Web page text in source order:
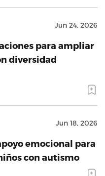
Jun 24, 2026
para ampliar
diversidad
Jun 18, 2026
emocional para
con autismo